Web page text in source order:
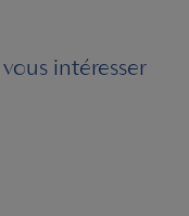
intéresser